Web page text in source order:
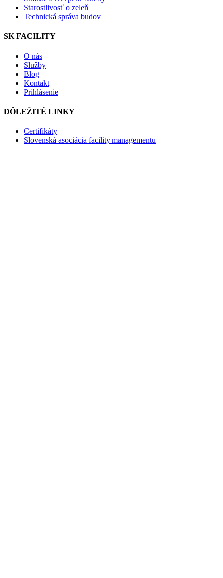
Starostlivosť o zeleň
Technická správa budov
SK FACILITY
O nás
Služby
Blog
Kontakt
Prihlásenie
DÔLEŽITÉ LINKY
Certifikáty
Slovenská asociácia facility managementu